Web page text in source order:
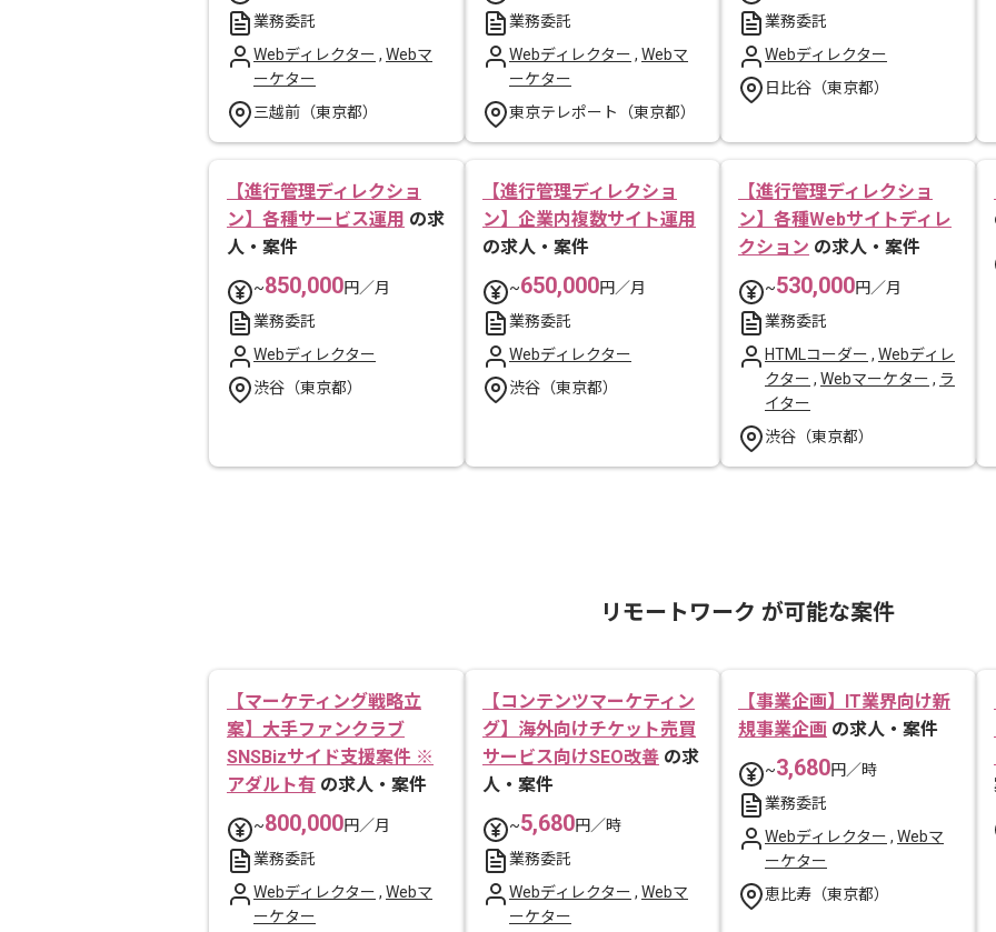
業務委託
Webディレクター , Webマ
ーケター
三越前（東京都）
業務委託
Webディレクター , Webマ
ーケター
東京テレポート（東京都）
業務委託
Webディレクター
日比谷（東京都）
【進行管理ディレクショ
ン】各種サービス運用 の求
人・案件
~850,000円／月
業務委託
Webディレクター
渋谷（東京都）
【進行管理ディレクショ
ン】企業内複数サイト運用
の求人・案件
~650,000円／月
業務委託
Webディレクター
渋谷（東京都）
【進行管理ディレクショ
ン】各種Webサイトディレ
クション の求人・案件
~530,000円／月
業務委託
HTMLコーダー , Webディレ
クター , Webマーケター , ラ
イター
渋谷（東京都）
リモートワーク が可能な案件
【マーケティング戦略立
案】大手ファンクラブ
SNSBizサイド支援案件 ※
アダルト有 の求人・案件
~800,000円／月
業務委託
Webディレクター , Webマ
ーケター
【コンテンツマーケティン
グ】海外向けチケット売買
サービス向けSEO改善 の求
人・案件
~5,680円／時
業務委託
Webディレクター , Webマ
ーケター
【事業企画】IT業界向け新
規事業企画 の求人・案件
~3,680円／時
業務委託
Webディレクター , Webマ
ーケター
恵比寿（東京都）